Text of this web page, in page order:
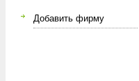
Добавить фирму